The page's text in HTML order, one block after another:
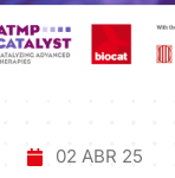
02 ABR 25